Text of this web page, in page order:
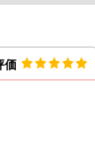
価